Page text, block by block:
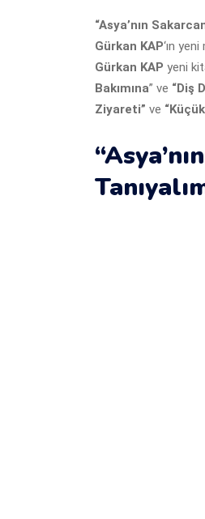
“Asya’nın
Gürkan KAP‘ın
Gürkan KAP yeni
Bakımına” ve “Diş
Ziyareti” ve